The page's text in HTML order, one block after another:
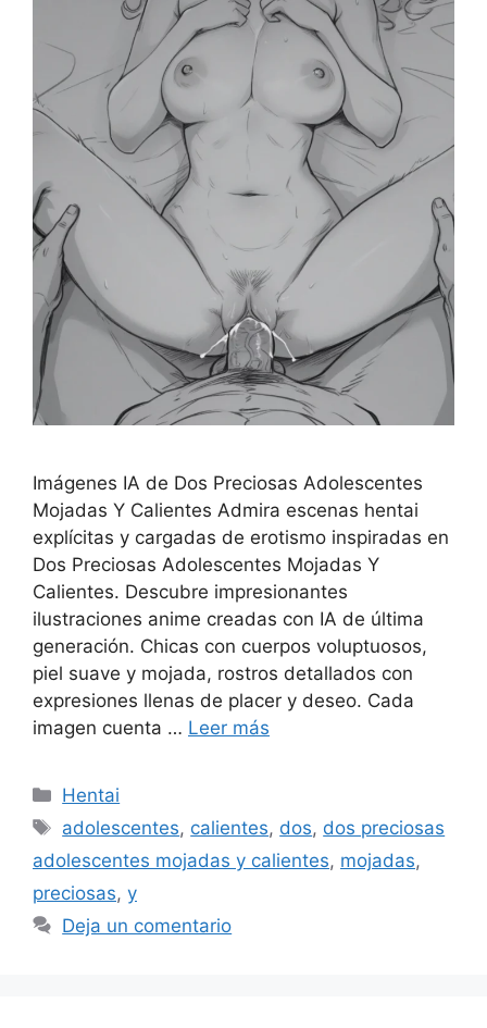
Imágenes IA de Dos Preciosas Adolescentes
Mojadas Y Calientes Admira escenas hentai
explícitas y cargadas de erotismo inspiradas en
Dos Preciosas Adolescentes Mojadas Y
Calientes. Descubre impresionantes
ilustraciones anime creadas con IA de última
generación. Chicas con cuerpos voluptuosos,
piel suave y mojada, rostros detallados con
expresiones llenas de placer y deseo. Cada
imagen cuenta … Leer más
Categorías
Hentai
Etiquetas
adolescentes, calientes, dos, dos preciosas
adolescentes mojadas y calientes, mojadas,
preciosas, y
Deja un comentario